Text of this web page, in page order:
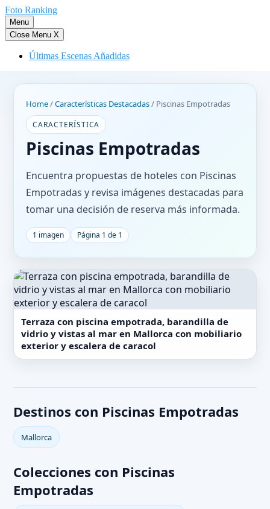
Saltar
al
contenido
Foto Ranking
Menu
Close Menu X
Últimas Escenas Añadidas
Home/Características Destacadas/ Piscinas Empotradas
CARACTERÍSTICA
Piscinas Empotradas
Encuentra propuestas de hoteles con Piscinas
Empotradas y revisa imágenes destacadas para
tomar una decisión de reserva más informada.
1 imagen Página 1 de 1
Terraza con piscina empotrada, barandilla de
vidrio y vistas al mar en Mallorca con mobiliario
exterior y escalera de caracol
Destinos con Piscinas Empotradas
Mallorca
Colecciones con Piscinas
Empotradas